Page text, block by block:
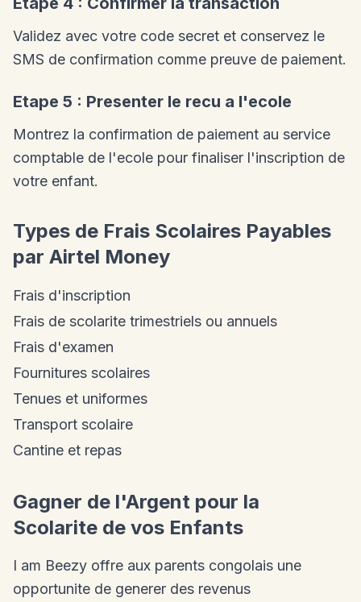
Validez avec votre code secret et conservez le
SMS de confirmation comme preuve de paiement.
Etape 5 : Presenter le recu a l'ecole
Montrez la confirmation de paiement au service
comptable de l'ecole pour finaliser l'inscription de
votre enfant.
Types de Frais Scolaires Payables
par Airtel Money
Frais d'inscription
Frais de scolarite trimestriels ou annuels
Frais d'examen
Fournitures scolaires
Tenues et uniformes
Transport scolaire
Cantine et repas
Gagner de l'Argent pour la
Scolarite de vos Enfants
I am Beezy offre aux parents congolais une
opportunite de generer des revenus